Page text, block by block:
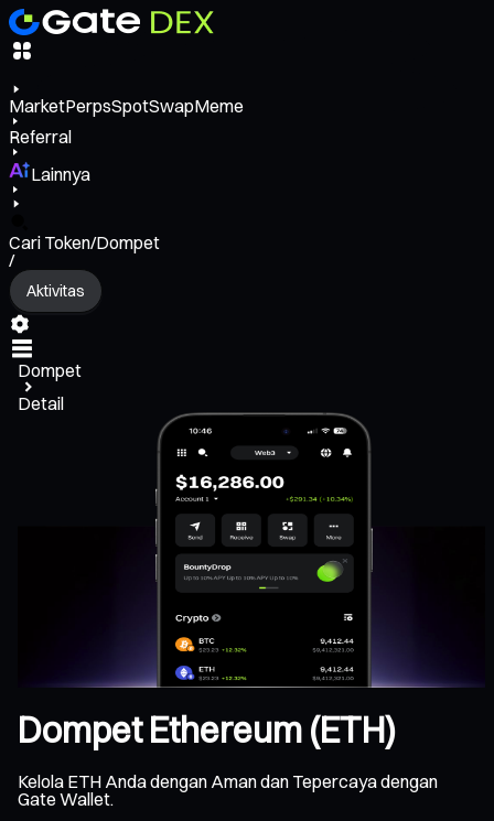
MarketPerpsSpotSwapMeme
Referral
Lainnya
Cari Token/Dompet
/
Aktivitas
Dompet
Detail
Dompet Ethereum (ETH)
Kelola ETH Anda dengan Aman dan Tepercaya dengan
Gate Wallet.